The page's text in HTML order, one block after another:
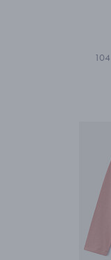
104